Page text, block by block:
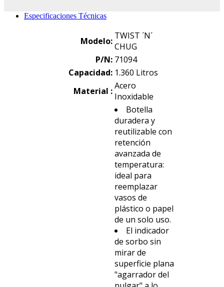
Especificaciones Técnicas
Modelo: TWIST ´N´
CHUG
P/N: 71094
Capacidad: 1.360 Litros
Material : Acero
Inoxidable
Botella
duradera y
reutilizable con
retención
avanzada de
temperatura:
ideal para
reemplazar
vasos de
plástico o papel
de un solo uso.
El indicador
de sorbo sin
mirar de
superficie plana
"agarrador del